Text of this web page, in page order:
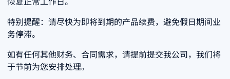
特别提醒：请尽快为即将到期的产品续费，避免假日期间业
务停滞。
如有任何其他财务、合同需求，请提前提交我公司，我们将
于节前为您安排处理。